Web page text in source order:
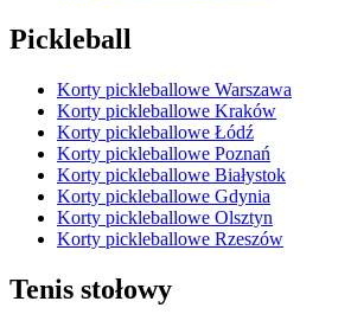
Pickleball
Korty pickleballowe Warszawa
Korty pickleballowe Kraków
Korty pickleballowe Łódź
Korty pickleballowe Poznań
Korty pickleballowe Białystok
Korty pickleballowe Gdynia
Korty pickleballowe Olsztyn
Korty pickleballowe Rzeszów
Tenis stołowy